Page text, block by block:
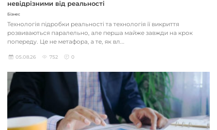
невідрізними від реальності
Бізнес
Технологія підробки реальності та технологія її викриття
розвиваються паралельно, але перша майже завжди на крок
попереду. Це не метафора, а те, як вл...
05.08.26 752 0